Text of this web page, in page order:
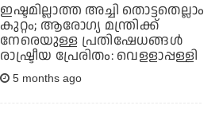
ഇഷ്ടമില്ലാത്ത അച്ചി തൊട്ടതെല്ലാം
കുറ്റം; ആരോഗ്യ മന്ത്രിക്ക്
നേരെയുള്ള പ്രതിഷേധങ്ങള്‍
രാഷ്ട്രീയ പ്രേരിതം: വെളളാപ്പള്ളി
5 months ago